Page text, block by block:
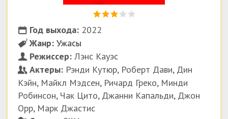
Год выхода: 2022
Жанр: Ужасы
Режиссер: Лэнс Кауэс
Актеры: Рэнди Кутюр, Роберт Дави, Дин
Кэйн, Майкл Мэдсен, Ричард Греко, Минди
Робинсон, Чак Цито, Джанни Капальди, Джон
Орр, Марк Джастис